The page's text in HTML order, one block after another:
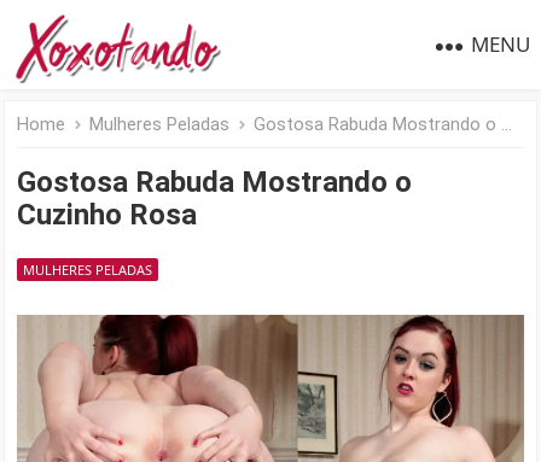
MENU
Home Mulheres Peladas Gostosa Rabuda Mostrando o Cuzinho Rosa
Gostosa Rabuda Mostrando o
Cuzinho Rosa
MULHERES PELADAS